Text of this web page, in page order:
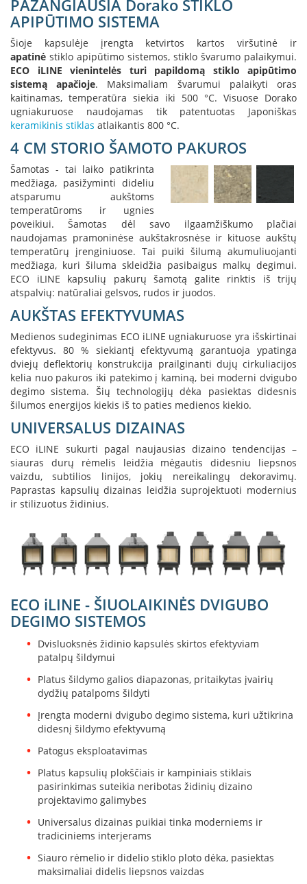
d
i
n
i
a
i
O
r
t
a
k
i
a
i
i
r
į
r
a
n
g
a
K
r
š
t
o
o
r
o
v
e
n
t
i
l
i
o
r
i
L
PAŽANGIAUSIA Dorako STIKLO
APIPŪTIMO SISTEMA
Šioje kapsulėje įrengta ketvirtos kartos viršutinė ir
apatinė stiklo apipūtimo sistemos, stiklo švarumo palaikymui.
ECO iLINE vienintelės turi papildomą stiklo apipūtimo
sistemą apačioje. Maksimaliam švarumui palaikyti oras
kaitinamas, temperatūra siekia iki 500 °C. Visuose Dorako
ugniakuruose naudojamas tik patentuotas Japoniškas
keramikinis stiklas atlaikantis 800 °C.
4 CM STORIO ŠAMOTO PAKUROS
Šamotas - tai laiko patikrinta
medžiaga, pasižyminti dideliu
atsparumu aukštoms
temperatūroms ir ugnies
poveikiui. Šamotas dėl savo ilgaamžiškumo plačiai
naudojamas pramoninėse aukštakrosnėse ir kituose aukštų
temperatūrų įrenginiuose. Tai puiki šilumą akumuliuojanti
medžiaga, kuri šiluma skleidžia pasibaigus malkų degimui.
ECO iLINE kapsulių pakurų šamotą galite rinktis iš trijų
atspalvių: natūraliai gelsvos, rudos ir juodos.
AUKŠTAS EFEKTYVUMAS
Medienos sudeginimas ECO iLINE ugniakuruose yra išskirtinai
efektyvus. 80 % siekiantį efektyvumą garantuoja ypatinga
dviejų deflektorių konstrukcija prailginanti dujų cirkuliacijos
kelia nuo pakuros iki patekimo į kaminą, bei moderni dvigubo
degimo sistema. Šių technologijų dėka pasiektas didesnis
šilumos energijos kiekis iš to paties medienos kiekio.
UNIVERSALUS DIZAINAS
ECO iLINE sukurti pagal naujausias dizaino tendencijas –
siauras durų rėmelis leidžia mėgautis didesniu liepsnos
vaizdu, subtilios linijos, jokių nereikalingų dekoravimų.
Paprastas kapsulių dizainas leidžia suprojektuoti modernius
ir stilizuotus židinius.
ECO iLINE - ŠIUOLAIKINĖS DVIGUBO
DEGIMO SISTEMOS
Dvisluoksnės židinio kapsulės skirtos efektyviam
patalpų šildymui
Platus šildymo galios diapazonas, pritaikytas įvairių
dydžių patalpoms šildyti
Įrengta moderni dvigubo degimo sistema, kuri užtikrina
didesnį šildymo efektyvumą
Patogus eksploatavimas
Platus kapsulių plokščiais ir kampiniais stiklais
pasirinkimas suteikia neribotas židinių dizaino
projektavimo galimybes
Universalus dizainas puikiai tinka moderniems ir
tradiciniems interjerams
Siauro rėmelio ir didelio stiklo ploto dėka, pasiektas
maksimaliai didelis liepsnos vaizdas